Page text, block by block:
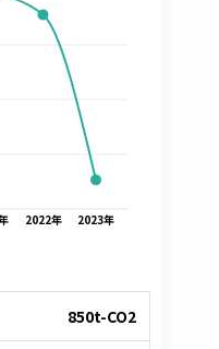
2022年 2023年
850t-CO2